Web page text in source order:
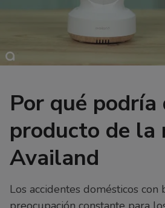
Por qué podría
producto de la
Availand
Los accidentes domésticos con